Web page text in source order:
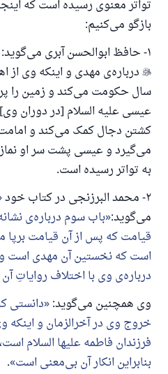
تواتر معنوی رسیده است که
بازگو می‌کنیم:
۱- حافظ ابوالحسن آبری می‌گوید: «اخبار [وارده] از رسول الله
درباره‌ی مهدی و اینکه وی
سال حکومت می‌کند و زمین را
عیسی علیه السلام [در دوران
کشتن دجال کمک می‌کند و امامت
می‌گیرد و عیسی پشت سر او نماز
به تواتر رسیده است.
۲- محمد البرزنجی در کتاب خود
می‌گوید:‌ باب سوم درباره‌ی
قیامت که پس از آن قیامت برپا
است که نخستین آن مهدی است و
درباره‌ی وی با اختلاف روایاتِ
وی همچنین می‌گوید: دانستی
خروج وی در آخرالزمان و اینکه
فرزندان فاطمه علیها السلام
بنابراین انکار آن بی‌معنی است .
از پرسش تا پاسخ، کمک مالی
یاری
رسول الله صلی الله
آنکه به سوی خیری
دهنده‌اش را
(مسلم: ۱۸۹۳)